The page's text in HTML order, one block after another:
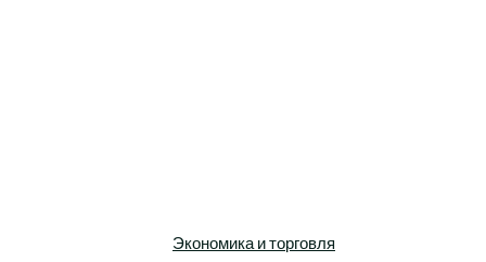
Экономика и торговля